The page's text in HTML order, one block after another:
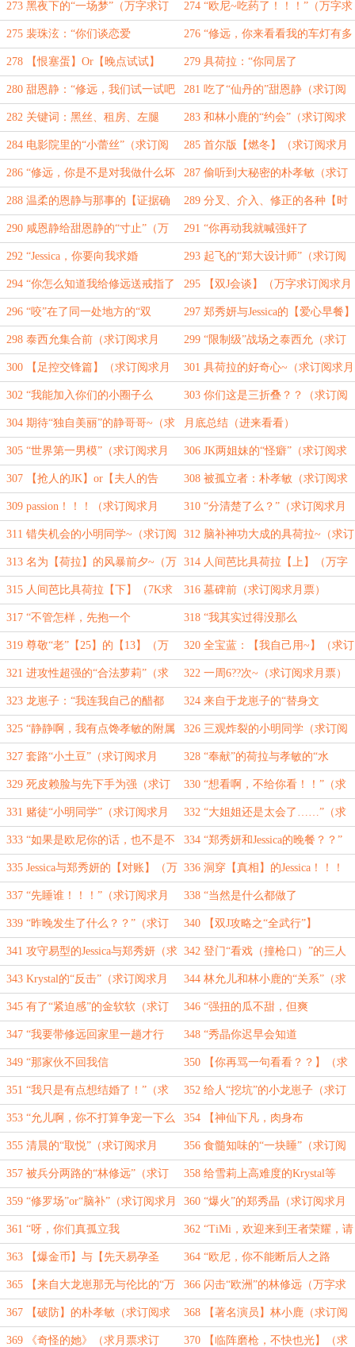
求订阅求月票） 字求订阅求月票）
273 黑夜下的“一场梦”（万字求订
阅求月票）
274 “欧尼~吃药了！！！”（万字求
订阅求月票）
275 裴珠泫：“你们谈恋爱
了？”（万字求订阅求月票）
276 “修远，你来看看我的车灯有多
亮……”（万字求订阅求月票）
278 【恨塞蛋】Or【晚点试试】
（求订阅求月票）
279 具荷拉：“你同居了
~”Or“想！！”（万字祝大家中秋节快
乐）
280 甜恩静：“修远，我们试一试吧
~”（万字求订阅求月票）
281 吃了“仙丹的”甜恩静（求订阅
求月票）
282 关键词：黑丝、租房、左腿
（求订阅求月票）
283 和林小鹿的“约会”（求订阅求
月票）
284 电影院里的“小蕾丝”（求订阅
求月票）
285 首尔版【燃冬】（求订阅求月
票）
286 “修远，你是不是对我做什么坏
事了~”（求订阅求月票）
287 偷听到大秘密的朴孝敏（求订
阅求月票）
288 温柔的恩静与那事的【证据确
凿】（求订阅求月票）
289 分叉、介入、修正的各种【时
间世界线】（求订阅求月票）
290 咸恩静给甜恩静的“寸止”（万
字求订阅求月票）
291 “你再动我就喊强奸了
啊！！！”（求订阅求月票）
292 “Jessica，你要向我求婚
么？”（求订阅求月票）
293 起飞的“郑大设计师”（求订阅
求月票）
294 “你怎么知道我给修远送戒指了
~”（求订阅求月票）
295 【双J会谈】（万字求订阅求月
票）
296 “咬”在了同一处地方的“双
J”（求订阅求月票）
297 郑秀妍与Jessica的【爱心早餐】
（求订阅求月票）
298 泰西允集合前（求订阅求月
票）
299 “限制级”战场之泰西允（求订
阅求月票）
300 【足控交锋篇】（求订阅求月
票）
301 具荷拉的好奇心~（求订阅求月
票）
302 “我能加入你们的小圈子么
~”（求月票求订阅）
303 你们这是三折叠？？（求订阅
求月票）
304 期待“独自美丽”的静哥哥~（求
订阅求月票）
月底总结（进来看看）
305 “世界第一男模”（求订阅求月
票）
306 JK两姐妹的“怪癖”（求订阅求
月票）
307 【抢人的JK】or【夫人的告
白】（万字求订阅求月票）
308 被孤立者：朴孝敏（求订阅求
月票）
309 passion！！！（求订阅求月
票）
310 “分清楚了么？”（求订阅求月
票）
311 错失机会的小明同学~（求订阅
求月票）
312 脑补神功大成的具荷拉~（求订
阅求月票）
313 名为【荷拉】的风暴前夕~（万
字求订阅求月票）
314 人间芭比具荷拉【上】（万字
求订阅求月票）
315 人间芭比具荷拉【下】（7K求
订阅求月票）
316 墓碑前（求订阅求月票）
317 “不管怎样，先抱一个
吧！”（求订阅求月票）
318 “我其实过得没那么
差！！”（求订阅求月票）
319 尊敬“老”【25】的【13】（万
字求订阅求月票）
320 全宝蓝：【我自己用~】（求订
阅求月票）
321 进攻性超强的“合法萝莉”（求
订阅求月票）
322 一周6??次~（求订阅求月票）
323 龙崽子：“我连我自己的醋都
吃！！”（求订阅求月票）
324 来自于龙崽子的“替身文
学”（求订阅求月票）
325 “静静啊，我有点馋孝敏的附属
金卡了~”（万字求订阅求月票）
326 三观炸裂的小明同学（求订阅
求月票）
327 套路“小土豆”（求订阅求月
票）
328 “奉献”的荷拉与孝敏的“水
刑”（求订阅求月票）
329 死皮赖脸与先下手为强（求订
阅求月票）
330 “想看啊，不给你看！！”（求
订阅求月票）
331 赌徒“小明同学”（求订阅求月
票）
332 “大姐姐还是太会了……”（求
订阅求月票）
333 “如果是欧尼你的话，也不是不
行！！！”（求订阅求月票）
334 “郑秀妍和Jessica的晚餐？？”
335 Jessica与郑秀妍的【对账】（万
字求订阅求月票）
336 洞穿【真相】的Jessica！！！
（求订阅求月票）
337 “先睡谁！！！”（求订阅求月
票）
338 “当然是什么都做了
啊！！！”（求订阅求月票）
339 “昨晚发生了什么？？”（求订
阅求月票）
340 【双J攻略之“全武行”】
341 攻守易型的Jessica与郑秀妍（求
订阅求月票）
342 登门“看戏（撞枪口）”的三人
（求订阅求月票）
343 Krystal的“反击”（求订阅求月
票）
344 林允儿和林小鹿的“关系”（求
订阅求月票）
345 有了“紧迫感”的金软软（求订
阅求月票）
346 “强扭的瓜不甜，但爽
啊……”（求订阅求月票）
347 “我要带修远回家里一趟才行
啊！！！”（求订阅求月票）
348 “秀晶你迟早会知道
的……”（求订阅求月票）
349 “那家伙不回我信
息！！！”（求订阅求月票）
350 【你再骂一句看看？？】（求
订阅求月票）
351 “我只是有点想结婚了！”（求
订阅求月票）
352 给人“挖坑”的小龙崽子（求订
阅求月票）
353 “允儿啊，你不打算争宠一下么
~”（求订阅求月票）
354 【神仙下凡，肉身布
施！！！】（求订阅求月票）
355 清晨的“取悦”（求订阅求月
票）
356 食髓知味的“一块睡”（求订阅
求月票）
357 被兵分两路的“林修远”（求订
阅求月票）
358 给雪莉上高难度的Krystal等
人！！！（求订阅求月票）
359 “修罗场”or“脑补”（求订阅求月
票）
360 “爆火”的郑秀晶（求订阅求月
票）
361 “呀，你们真孤立我
啊！！！”（求订阅求月票）
362 “TiMi，欢迎来到王者荣耀，请
英雄做好准备！！！”（求月票）
363 【爆金币】与【先天易孕圣
体】（万字求订阅求月票）
364 “欧尼，你不能断后人之路
啊！！！”（万字求月票求订阅）
365 【来自大龙崽那无与伦比的“万
米展示”】（万字求月票）
366 闪击“欧洲”的林修远（万字求
订阅求月票）
367 【破防】的朴孝敏（求订阅求
月票）
368 【著名演员】林小鹿（求订阅
求月票）
369 《奇怪的她》（求月票求订 370 【临阵磨枪，不快也光】（求